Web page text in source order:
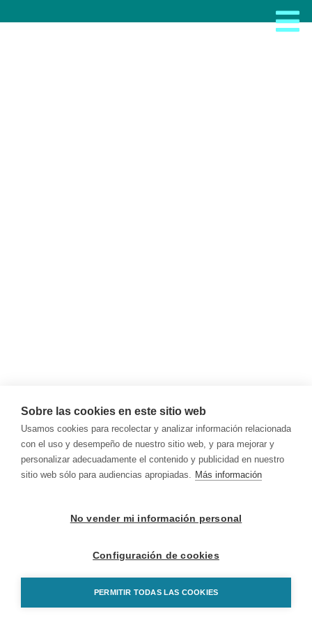
Sobre las cookies en este sitio web
Usamos cookies para recolectar y analizar información relacionada
con el uso y desempeño de nuestro sitio web, y para mejorar y
personalizar adecuadamente el contenido y publicidad en nuestro
sitio web sólo para audiencias apropiadas. Más información
No vender mi información personal
Configuración de cookies
PERMITIR TODAS LAS COOKIES